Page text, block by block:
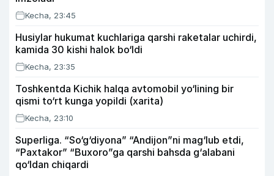
Kecha, 23:45
Husiylar hukumat kuchlariga qarshi raketalar uchirdi,
kamida 30 kishi halok bo‘ldi
Kecha, 23:35
Toshkentda Kichik halqa avtomobil yo‘lining bir
qismi to‘rt kunga yopildi (xarita)
Kecha, 23:10
Superliga. “So‘g‘diyona” “Andijon”ni mag‘lub etdi,
“Paxtakor” “Buxoro”ga qarshi bahsda g‘alabani
qo‘ldan chiqardi